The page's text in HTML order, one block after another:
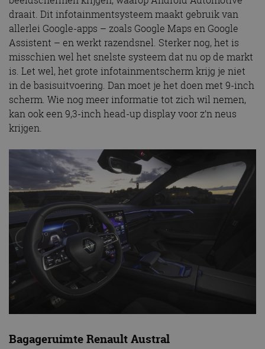
draait. Dit infotainmentsysteem maakt gebruik van
allerlei Google-apps – zoals Google Maps en Google
Assistent – en werkt razendsnel. Sterker nog, het is
misschien wel het snelste systeem dat nu op de markt
is. Let wel, het grote infotainmentscherm krijg je niet
in de basisuitvoering. Dan moet je het doen met 9-inch
scherm. Wie nog meer informatie tot zich wil nemen,
kan ook een 9,3-inch head-up display voor z’n neus
krijgen.
Bagageruimte Renault Austral